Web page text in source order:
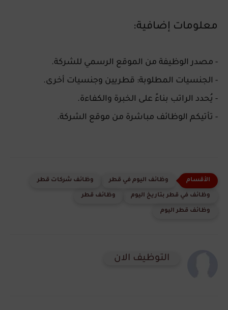
معلومات إضافية:
- مصدر الوظيفة من الموقع الرسمي للشركة.
- الجنسيات المطلوبة: قطريين وجنسيات أخرى.
- يُحدد الراتب بناءً على الخبرة والكفاءة.
- تأتيكم الوظائف مباشرة من موقع الشركة.
وظائف اليوم في قطر وظائف شركات قطر
وظائف في قطر بتاريخ اليوم وظائف قطر
وظائف قطر اليوم
التوظيف الان